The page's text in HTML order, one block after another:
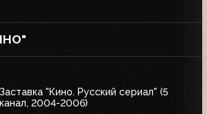
Заставка "Кино. Русский сериал" (5
канал, 2004-2006)